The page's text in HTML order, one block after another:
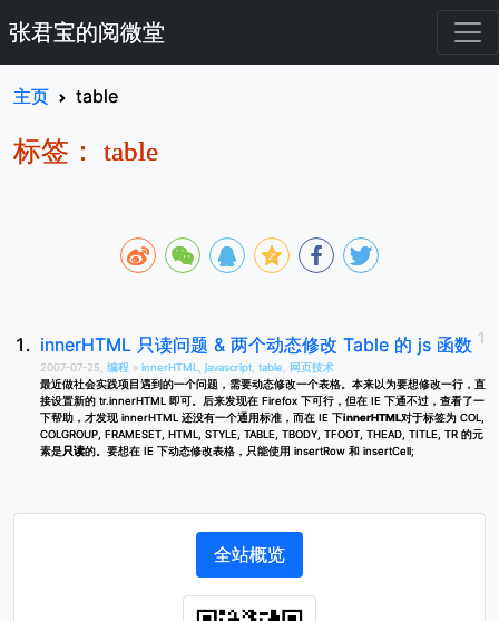
张君宝的阅微堂
主页 table
标签： table
innerHTML 只读问题 & 两个动态修改 Table 的 js 函数
2007-07-25, 编程 » innerHTML javascript table
网页技术
最近做社会实践项目遇到的一个问题，需要动态修改一个表格。本来以为要想修改一行，直
接设置新的 tr.innerHTML 即可。后来发现在 Firefox 下可行，但在 IE 下通不过，查看了一
下帮助，才发现 innerHTML 还没有一个通用标准，而在 IE 下innerHTML对于标签为 COL,
COLGROUP, FRAMESET, HTML, STYLE, TABLE, TBODY, TFOOT, THEAD, TITLE, TR 的元
素是只读的。要想在 IE 下动态修改表格，只能使用 insertRow 和 insertCell;
全站概览